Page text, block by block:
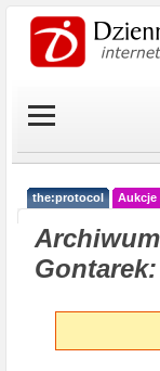
the:protocol Aukcje
Gontarek: